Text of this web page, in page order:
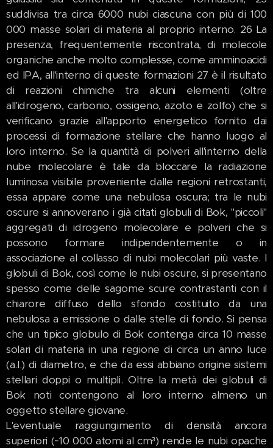
suddivisa tra circa 6000 nubi ciascuna con più di 100
000 masse solari di materia al proprio interno. 26 La
presenza, frequentemente riscontrata, di molecole
organiche anche molto complesse, come amminoacidi
ed IPA, all'interno di queste formazioni 27 è il risultato
di reazioni chimiche tra alcuni elementi (oltre
all'idrogeno, carbonio, ossigeno, azoto e zolfo) che si
verificano grazie all'apporto energetico fornito dai
processi di formazione stellare che hanno luogo al
loro interno. Se la quantità di polveri all'interno della
nube molecolare è tale da bloccare la radiazione
luminosa visibile proveniente dalle regioni retrostanti,
essa appare come una nebulosa oscura; tra le nubi
oscure si annoverano i già citati globuli di Bok, "piccoli"
aggregati di idrogeno molecolare e polveri che si
possono formare indipendentemente o in
associazione al collasso di nubi molecolari più vaste. I
globuli di Bok, così come le nubi oscure, si presentano
spesso come delle sagome scure contrastanti con il
chiarore diffuso dello sfondo costituito da una
nebulosa a emissione o dalle stelle di fondo. Si pensa
che un tipico globulo di Bok contenga circa 10 masse
solari di materia in una regione di circa un anno luce
(a.l.) di diametro, e che da essi abbiano origine sistemi
stellari doppi o multipli. Oltre la metà dei globuli di
Bok noti contengono al loro interno almeno un
oggetto stellare giovane.
L'eventuale raggiungimento di densità ancora
superiori (~10 000 atomi al cm³) rende le nubi opache